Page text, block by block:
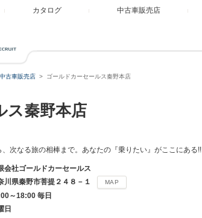
カタログ 中古車販売店
古車販売店 ゴールドカーセールス秦野本店
ス秦野本店
次なる旅の相棒まで。あなたの『乗りたい』がここにある!!
会社ゴールドカーセールス
川県秦野市菩提２４８－１ MAP
～18:00 毎日
日